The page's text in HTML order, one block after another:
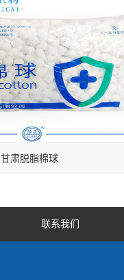
甘肃脱脂棉球
联系我们